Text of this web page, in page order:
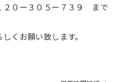
０ー３０５ー７３９ まで
くお願い致します。